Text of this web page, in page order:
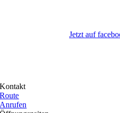
Jetzt auf
Kontakt
Route
Anrufen